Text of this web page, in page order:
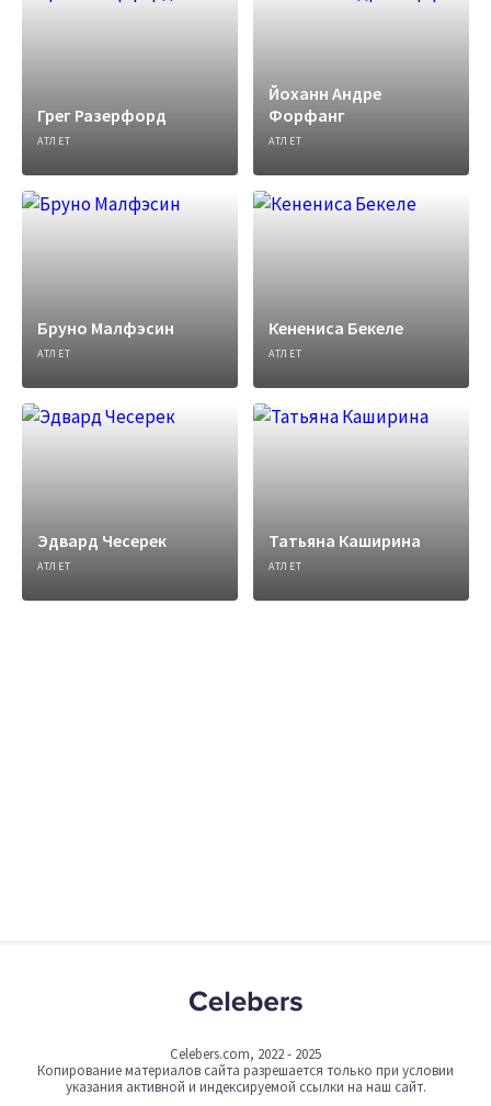
Грег Разерфорд
АТЛЕТ
Йоханн Андре
Форфанг
АТЛЕТ
Бруно Малфэсин
АТЛЕТ
Кенениса Бекеле
АТЛЕТ
Эдвард Чесерек
АТЛЕТ
Татьяна Каширина
АТЛЕТ
Celebers.com, 2022 - 2025
Копирование материалов сайта разрешается только при условии
указания активной и индексируемой ссылки на наш сайт.